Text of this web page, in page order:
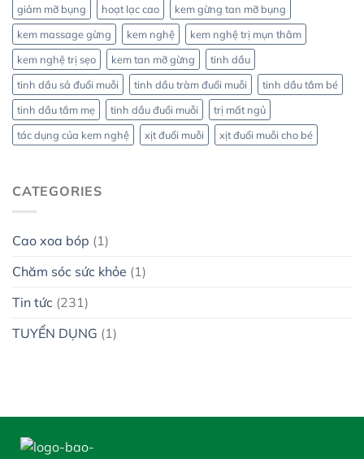
giảm mỡ bụng
hoạt lạc cao
kem gừng tan mỡ bụng
kem massage gừng
kem nghệ
kem nghệ trị mụn thâm
kem nghệ trị sẹo
kem tan mỡ gừng
tinh dầu
tinh dầu sả đuổi muỗi
tinh dầu tràm đuổi muỗi
tinh dầu tắm bé
tinh dầu tắm mẹ
tinh dầu đuổi muỗi
trị mất ngủ
tác dụng của kem nghệ
xịt đuổi muỗi xịt đuổi muỗi cho bé
CATEGORIES
Cao xoa bóp (1)
Chăm sóc sức khỏe (1)
Tin tức (231)
TUYỂN DỤNG (1)